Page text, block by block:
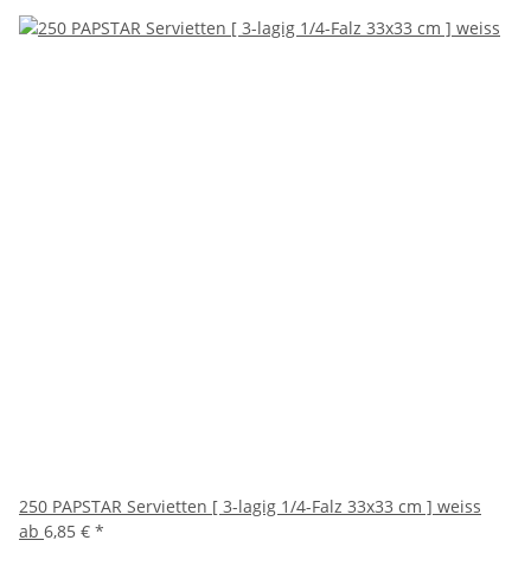
250 PAPSTAR Servietten [ 3-lagig 1/4-Falz 33x33 cm ] weiss
ab 6,85 € *